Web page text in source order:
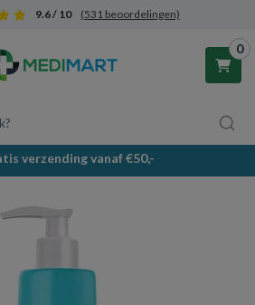
9.6 / 10 (531 beoordelingen)
0
is leeg.
hem met producten.
verzending vanaf €50,-